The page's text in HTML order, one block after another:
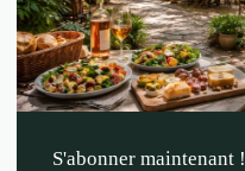
S'abonner maintenant !